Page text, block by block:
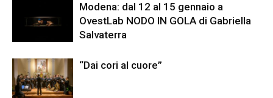
Modena: dal 12 al 15 gennaio a
OvestLab NODO IN GOLA di Gabriella
Salvaterra
“Dai cori al cuore”